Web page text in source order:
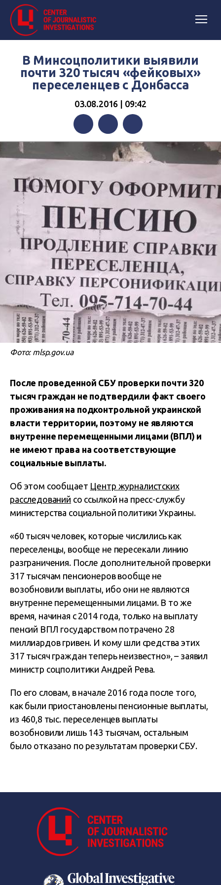
В Минсоцполитики выявили
почти 320 тысяч «фейковых»
переселенцев с Донбасса
03.08.2016 | 09:42
FacebookTwitterTelegram
Фото: mlsp.gov.ua
После проведенной СБУ проверки почти 320
тысяч граждан не подтвердили факт своего
проживания на подконтрольной украинской
власти территории, поэтому не являются
внутренне перемещенными лицами (ВПЛ) и
не имеют права на соответствующие
социальные выплаты.
Об этом сообщает Центр журналистских
расследований со ссылкой на пресс-службу
министерства социальной политики Украины.
«60 тысяч человек, которые числились как
переселенцы, вообще не пересекали линию
разграничения. После дополнительной проверки
317 тысячам пенсионеров вообще не
возобновили выплаты, ибо они не являются
внутренне перемещенными лицами. В то же
время, начиная с 2014 года, только на выплату
пенсий ВПЛ государством потрачено 28
миллиардов гривен. И кому шли средства этих
317 тысяч граждан теперь неизвестно», – заявил
министр соцполитики Андрей Рева.
По его словам, в начале 2016 года после того,
как были приостановлены пенсионные выплаты,
из 460,8 тыс. переселенцев выплаты
возобновили лишь 143 тысячам, остальным
было отказано по результатам проверки СБУ.